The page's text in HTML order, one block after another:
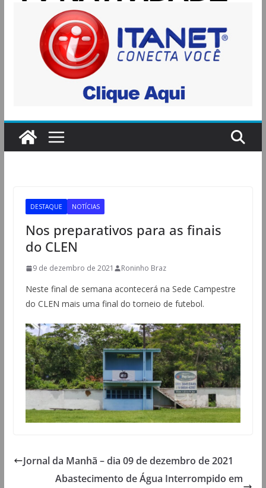
DESTAQUE NOTÍCIAS
Nos preparativos para as finais
do CLEN
9 de dezembro de 2021 Roninho Braz
Neste final de semana acontecerá na Sede Campestre
do CLEN mais uma final do torneio de futebol.
Jornal da Manhã – dia 09 de dezembro de 2021
Abastecimento de Água Interrompido em